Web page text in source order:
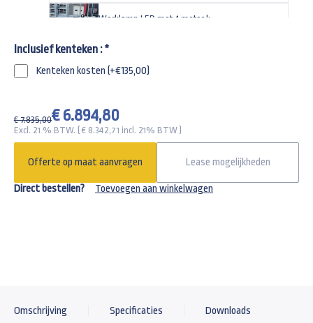
+33,77
+161,92
Inclusief kenteken :*
Kenteken kosten (+€135,00)
€ 7.835,00€ 6.894,80
Excl. 21 % BTW. ( € 8.342,71 incl. 21% BTW )
Offerte op maat aanvragen Lease mogelijkheden
Direct bestellen? Toevoegen aan winkelwagen
Omschrijving Specificaties Downloads